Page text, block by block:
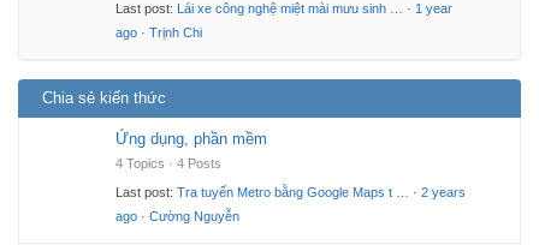
Last post: Lái xe công nghệ miệt mài mưu sinh … · 1 year
ago · Trịnh Chi
Chia sẻ kiến thức
Ứng dụng, phần mềm
4 Topics · 4 Posts
Last post: Tra tuyến Metro bằng Google Maps t … · 2 years
ago · Cường Nguyễn